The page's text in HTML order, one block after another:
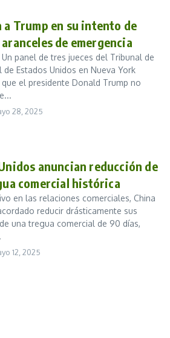
Trump en su intento de
de emergencia
panel de tres jueces del Tribunal de
Estados Unidos en Nueva York
el presidente Donald Trump no
28, 2025
anuncian reducción de
comercial histórica
en las relaciones comerciales, China
reducir drásticamente sus
una tregua comercial de 90 días,
12, 2025